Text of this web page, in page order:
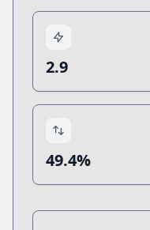
2.9
49.4%